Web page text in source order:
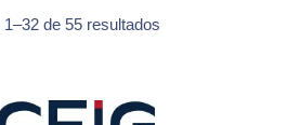
1–32 de 55 resultados